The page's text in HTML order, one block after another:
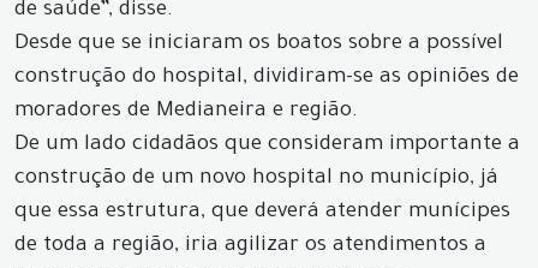
de saúde”, disse.
Desde que se iniciaram os boatos sobre a possível
construção do hospital, dividiram-se as opiniões de
moradores de Medianeira e região.
De um lado cidadãos que consideram importante a
construção de um novo hospital no município, já
que essa estrutura, que deverá atender munícipes
de toda a região, iria agilizar os atendimentos a